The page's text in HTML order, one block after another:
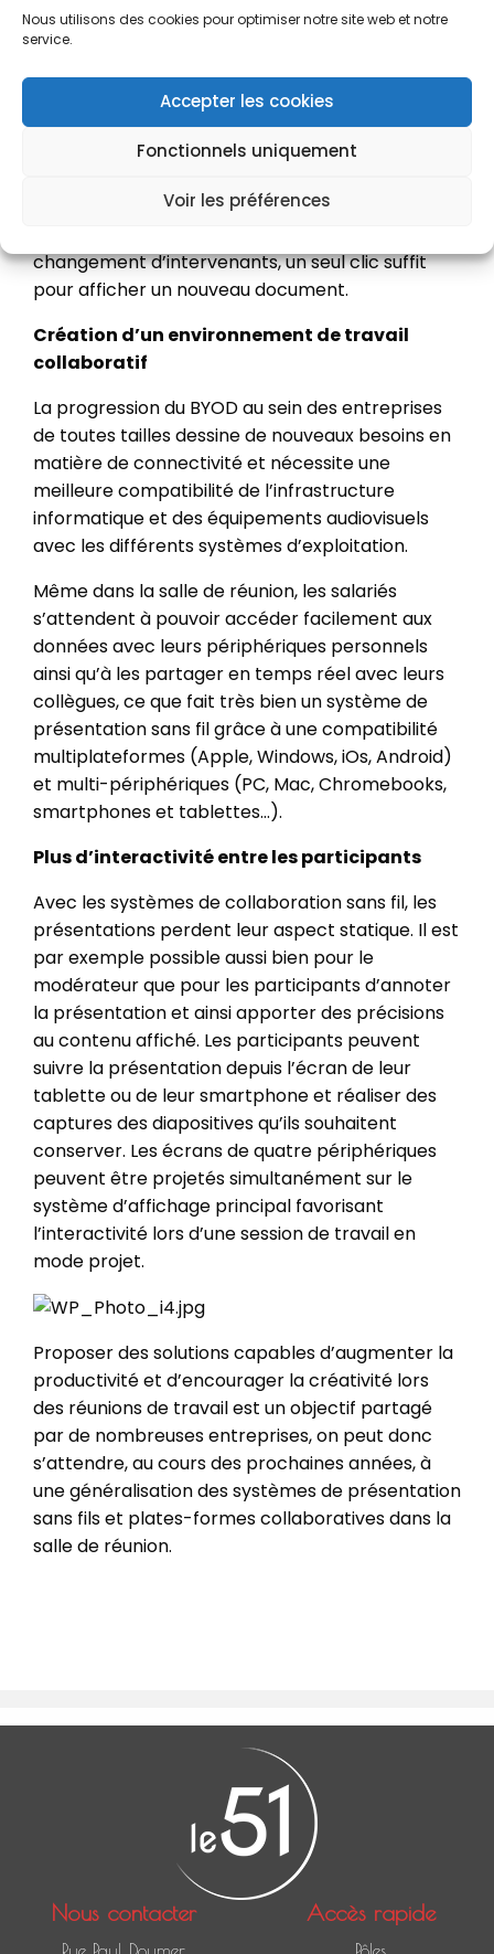
Nous utilisons des cookies pour optimiser notre site web et notre
service.
Accepter les cookies
Fonctionnels uniquement
Voir les préférences
contraintes de reconfiguration des paramètres
d’affichage. Avec un simple connexion WiFi, il est
indépendamment de leur système d’exploitation.
En outre, d’autres moyens de transmission sans
fil comme le Bluetooth et le NFC peuvent être
périphériques mobiles au système d’affichage de
changement d’intervenants, un seul clic suffit
pour afficher un nouveau document.
Création d’un environnement de travail
collaboratif
La progression du BYOD au sein des entreprises
de toutes tailles dessine de nouveaux besoins en
matière de connectivité et nécessite une
meilleure compatibilité de l’infrastructure
informatique et des équipements audiovisuels
avec les différents systèmes d’exploitation.
Même dans la salle de réunion, les salariés
s’attendent à pouvoir accéder facilement aux
données avec leurs périphériques personnels
ainsi qu’à les partager en temps réel avec leurs
collègues, ce que fait très bien un système de
présentation sans fil grâce à une compatibilité
multiplateformes (Apple, Windows, iOs, Android)
et multi-périphériques (PC, Mac, Chromebooks,
smartphones et tablettes…).
Plus d’interactivité entre les participants
Avec les systèmes de collaboration sans fil, les
présentations perdent leur aspect statique. Il est
par exemple possible aussi bien pour le
modérateur que pour les participants d’annoter
la présentation et ainsi apporter des précisions
au contenu affiché. Les participants peuvent
suivre la présentation depuis l’écran de leur
tablette ou de leur smartphone et réaliser des
captures des diapositives qu’ils souhaitent
conserver. Les écrans de quatre périphériques
peuvent être projetés simultanément sur le
système d’affichage principal favorisant
l’interactivité lors d’une session de travail en
mode projet.
Proposer des solutions capables d’augmenter la
productivité et d’encourager la créativité lors
des réunions de travail est un objectif partagé
par de nombreuses entreprises, on peut donc
s’attendre, au cours des prochaines années, à
une généralisation des systèmes de présentation
sans fils et plates-formes collaboratives dans la
salle de réunion.
Nous contacter Accès rapide